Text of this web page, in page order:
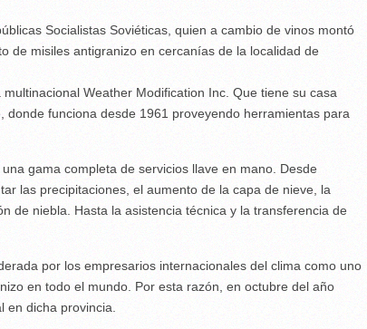
Socialistas Soviéticas, quien a cambio de vinos montó
de misiles antigranizo en cercanías de la localidad de
Weather Modification Inc. Que tiene su casa
donde funciona desde 1961 proveyendo herramientas para
gama completa de servicios llave en mano. Desde
las precipitaciones, el aumento de la capa de nieve, la
de niebla. Hasta la asistencia técnica y la transferencia de
por los empresarios internacionales del clima como uno
en todo el mundo. Por esta razón, en octubre del año
en dicha provincia.